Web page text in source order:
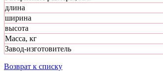
длина
ширина
высота
Масса, кг
Завод-изготовитель
Возврат к списку